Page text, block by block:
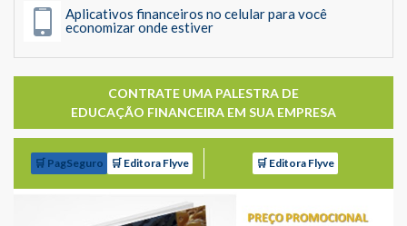
Aplicativos financeiros no celular para você
economizar onde estiver
CONTRATE UMA PALESTRA DE
EDUCAÇÃO FINANCEIRA EM SUA EMPRESA
🛒 PagSeguro 🛒 Editora Flyve 🛒 Editora Flyve